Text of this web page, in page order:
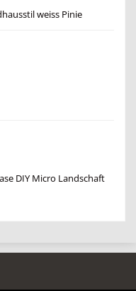
weiss Pinie
DIY Micro Landschaft